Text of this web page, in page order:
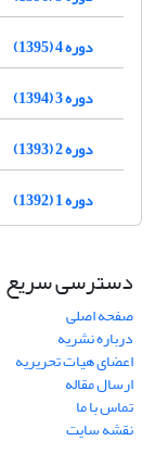
دوره 4 (1395)
دوره 3 (1394)
دوره 2 (1393)
دوره 1 (1392)
دسترسی سریع
صفحه اصلی
درباره نشریه
اعضای هیات تحریریه
ارسال مقاله
تماس با ما
نقشه سایت